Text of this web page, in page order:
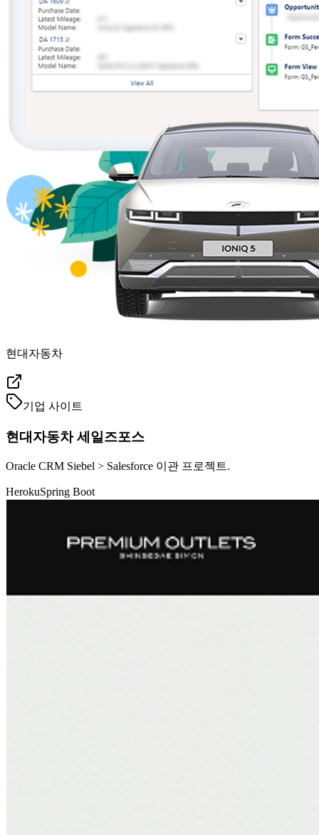
현대자동차
기업 사이트
현대자동차 세일즈포스
Oracle CRM Siebel > Salesforce 이관 프로젝트.
HerokuSpring Boot